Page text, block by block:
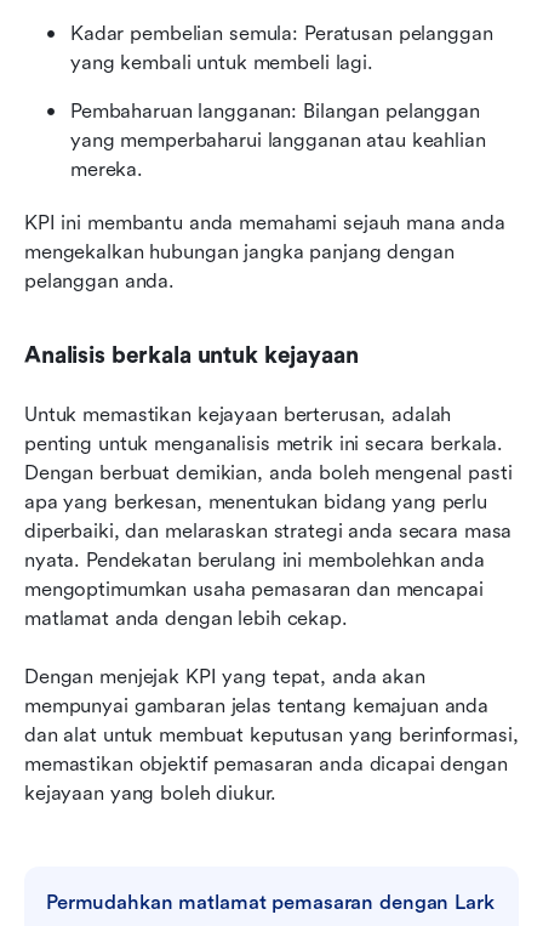
Kadar pembelian semula: Peratusan pelanggan
yang kembali untuk membeli lagi.
Pembaharuan langganan: Bilangan pelanggan
yang memperbaharui langganan atau keahlian
mereka.
KPI ini membantu anda memahami sejauh mana anda
mengekalkan hubungan jangka panjang dengan
pelanggan anda.
Analisis berkala untuk kejayaan
Untuk memastikan kejayaan berterusan, adalah
penting untuk menganalisis metrik ini secara berkala.
Dengan berbuat demikian, anda boleh mengenal pasti
apa yang berkesan, menentukan bidang yang perlu
diperbaiki, dan melaraskan strategi anda secara masa
nyata. Pendekatan berulang ini membolehkan anda
mengoptimumkan usaha pemasaran dan mencapai
matlamat anda dengan lebih cekap.
Dengan menjejak KPI yang tepat, anda akan
mempunyai gambaran jelas tentang kemajuan anda
dan alat untuk membuat keputusan yang berinformasi,
memastikan objektif pemasaran anda dicapai dengan
kejayaan yang boleh diukur.
Permudahkan matlamat pemasaran dengan Lark